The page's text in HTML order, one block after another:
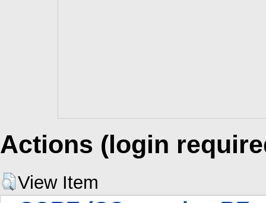
Actions (login
View Item